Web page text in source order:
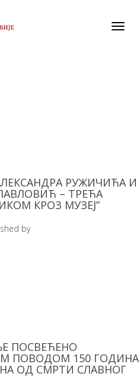
РУЖИЧИЋА И
– ТРЕЋА
КРОЗ МУЗЕЈ”
by
ПОСВЕЋЕНО
ПОВОДОМ 150 ГОДИНА
ОД СМРТИ СЛАВНОГ